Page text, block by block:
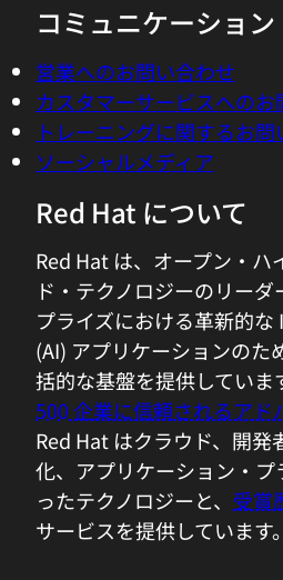
コミュニケーション
営業へのお問い合わせ
カスタマーサービスへのお
トレーニングに関するお問
ソーシャルメディア
Red Hat について
Red Hat は、オープン・ハ
ド・テクノロジーのリー
プライズにおける革新的
(AI) アプリケーションのた
括的な基盤を提供していま
500 企業に信頼されるアド
Red Hat はクラウド、開
化、アプリケーション・
ったテクノロジーと、 受賞
サービスを提供しています。